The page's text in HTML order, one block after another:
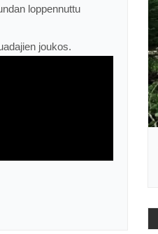
loppennuttu
joukos.